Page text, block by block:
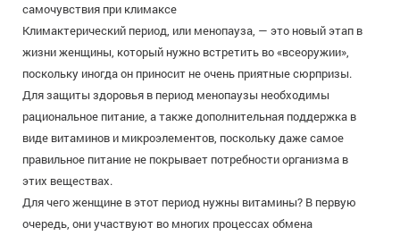
самочувствия при климаксе
Климактерический период, или менопауза, — это новый этап в
жизни женщины, который нужно встретить во «всеоружии»,
поскольку иногда он приносит не очень приятные сюрпризы.
Для защиты здоровья в период менопаузы необходимы
рациональное питание, а также дополнительная поддержка в
виде витаминов и микроэлементов, поскольку даже самое
правильное питание не покрывает потребности организма в
этих веществах.
Для чего женщине в этот период нужны витамины? В первую
очередь, они участвуют во многих процессах обмена